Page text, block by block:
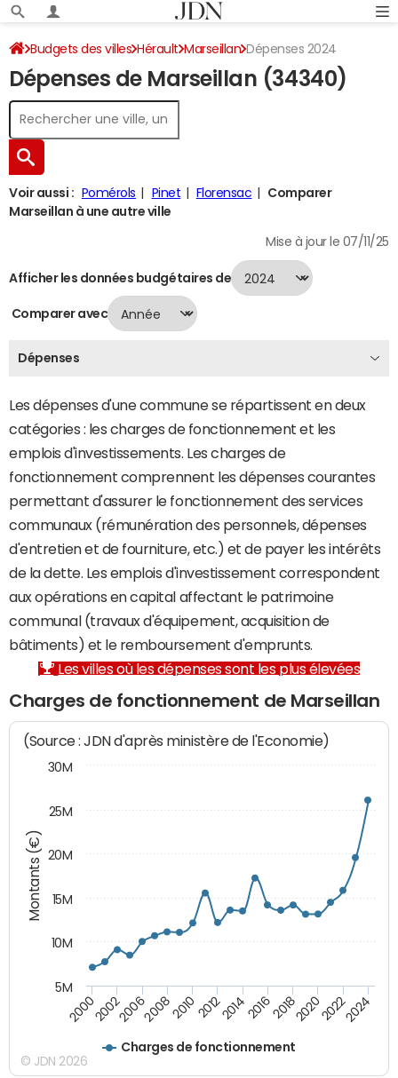
Budgets des villes Hérault Marseillan Dépenses 2024
Dépenses de Marseillan (34340)
Voir aussi : Pomérols Pinet Florensac
Comparer
Marseillan à une autre ville
Mise à jour le 07/11/25
Afficher les données budgétaires de
Comparer avec
Dépenses
Les dépenses d'une commune se répartissent en deux
catégories : les charges de fonctionnement et les
emplois d'investissements. Les charges de
fonctionnement comprennent les dépenses courantes
permettant d'assurer le fonctionnement des services
communaux (rémunération des personnels, dépenses
d'entretien et de fourniture, etc.) et de payer les intérêts
de la dette. Les emplois d'investissement correspondent
aux opérations en capital affectant le patrimoine
communal (travaux d'équipement, acquisition de
bâtiments) et le remboursement d'emprunts.
Les villes où les dépenses sont les plus élevées
Charges de fonctionnement de Marseillan
Montants (€)
(Source : JDN d'après ministère de l'Economie)
Charges de fonctionnement
200020022006200820102012201420162018202020222024
5M
10M
15M
20M
25M
30M
© JDN 2026